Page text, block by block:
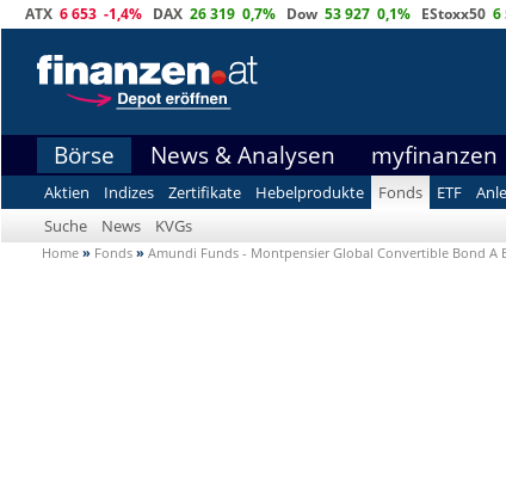
ATX 6 653 -1,4% DAX 26 319 0,7% Dow 53 927 0,1% EStoxx50 6
Börse News & Analysen myfinanzen
Aktien Indizes Zertifikate Hebelprodukte Fonds ETF
Suche
News KVGs
Home » Fonds » Amundi Funds - Montpensier Global Convertible Bond A